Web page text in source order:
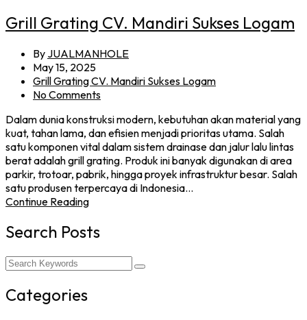
Grill Grating CV. Mandiri Sukses Logam
By JUALMANHOLE
May 15, 2025
Grill Grating CV. Mandiri Sukses Logam
No Comments
Dalam dunia konstruksi modern, kebutuhan akan material yang
kuat, tahan lama, dan efisien menjadi prioritas utama. Salah
satu komponen vital dalam sistem drainase dan jalur lalu lintas
berat adalah grill grating. Produk ini banyak digunakan di area
parkir, trotoar, pabrik, hingga proyek infrastruktur besar. Salah
satu produsen terpercaya di Indonesia…
Continue Reading
Search Posts
Categories